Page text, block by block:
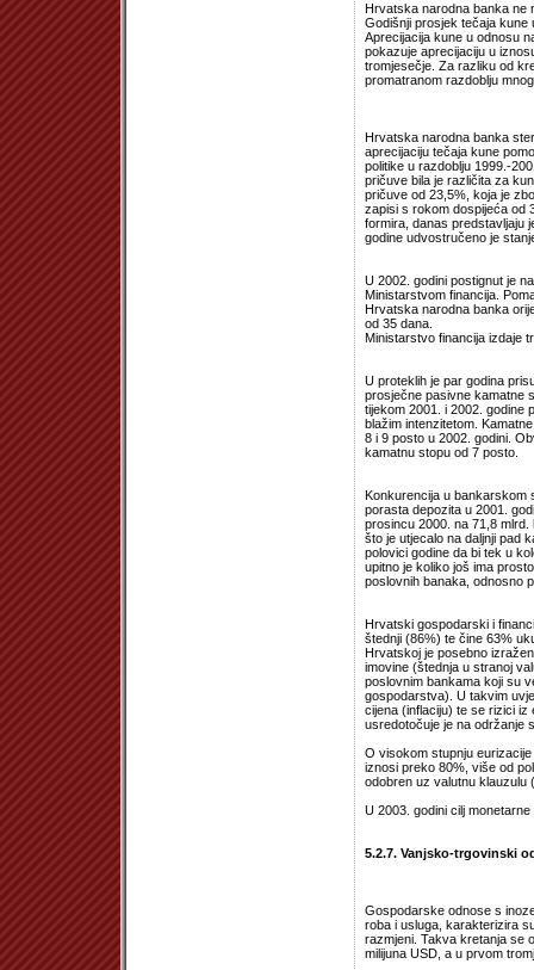
Hrvatska narodna banka ne
Godišnji prosjek tečaja kune
Aprecijacija kune u odnosu
pokazuje aprecijaciju u
tromjesečje. Za razliku od
promatranom razdoblju
Hrvatska narodna banka
aprecijaciju tečaja kune
politike u razdoblju 1999.-
pričuve bila je različita za
pričuve od 23,5%, koja je
zapisi s rokom dospijeća od
formira, danas predstavljaju
godine udvostručeno je
U 2002. godini postignut je
Ministarstvom financija.
Hrvatska narodna banka
od 35 dana.
Ministarstvo financija izdaje
U proteklih je par godina
prosječne pasivne kamatne
tijekom 2001. i 2002. godine
blažim intenzitetom.
8 i 9 posto u 2002. godini.
kamatnu stopu od 7 posto.
Konkurencija u bankarskom
porasta depozita u 2001.
prosincu 2000. na 71,8
što je utjecalo na daljnji pad
polovici godine da bi tek u
upitno je koliko još ima
poslovnih banaka, odnosno
Hrvatski gospodarski i
štednji (86%) te čine 63%
Hrvatskoj je posebno
imovine (štednja u stranoj
poslovnim bankama koji su
gospodarstva). U takvim
cijena (inflaciju) te se rizici
usredotočuje je na održanje
O visokom stupnju
iznosi preko 80%, više od
odobren uz valutnu klauzulu
U 2003. godini cilj
5.2.7. Vanjsko-trgovinski
Gospodarske odnose s
roba i usluga, karakterizira
razmjeni. Takva kretanja se
milijuna USD, a u prvom